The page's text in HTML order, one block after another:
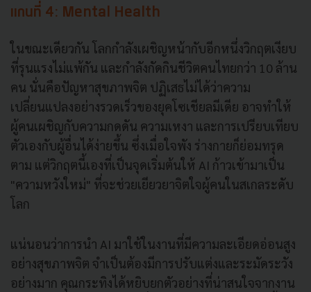
แกนที่ 4: Mental Health
ในขณะเดียวกัน โลกกำลังเผชิญหน้ากับอีกหนึ่งวิกฤตเงียบ
ที่รุนแรงไม่แพ้กัน และกำลังกัดกินชีวิตคนไทยกว่า 10 ล้าน
คน นั่นคือปัญหาสุขภาพจิต ปฏิเสธไม่ได้ว่าความ
เปลี่ยนแปลงอย่างรวดเร็วของยุคโซเชียลมีเดีย อาจทำให้
ผู้คนเผชิญกับความกดดัน ความเหงา และการเปรียบเทียบ
ตัวเองกับผู้อื่นได้ง่ายขึ้น ซึ่งเมื่อใจพัง ร่างกายก็ย่อมทรุด
ตาม แต่วิกฤตนี้เองที่เป็นจุดเริ่มต้นให้ AI ก้าวเข้ามาเป็น
"ความหวังใหม่" ที่จะช่วยเยียวยาจิตใจผู้คนในสเกลระดับ
โลก
แน่นอนว่าการนำ AI มาใช้ในงานที่มีความละเอียดอ่อนสูง
อย่างสุขภาพจิต จำเป็นต้องมีการปรับแต่งและระมัดระวัง
อย่างมาก คุณกระทิงได้หยิบยกตัวอย่างที่น่าสนใจจากงาน